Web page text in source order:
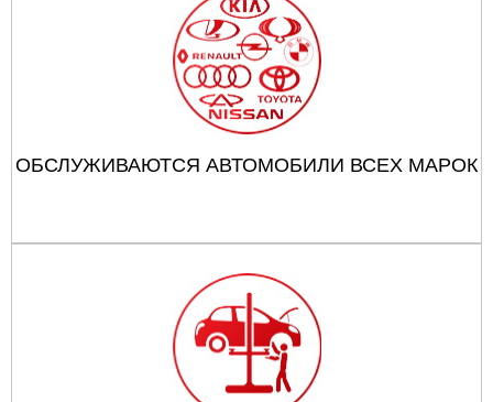
ОБСЛУЖИВАЮТСЯ АВТОМОБИЛИ ВСЕХ МАРОК